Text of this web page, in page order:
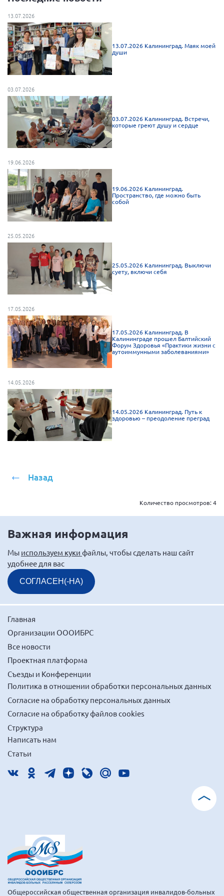
Нормативно-правовые документы
Методическая литература для НКО
Публичные отчеты
Исследования, аналитика, мнения
"Рассеянный склероз. XX лет работы
ОООИБРС" (25-29.08.2020)
Всероссийская конференция-тренинг
"Рассеянный склероз: новые реалии" (26-
29.05.2022)
Общероссийская РС
Алтайский край
Архангельская область
Брянская область
Владимирская область
Волгоградская область
Воронежская область
Ивановская область
Калининградская область
Кемеровская область
Кировская область
Краснодарский край
Липецкая область
Ленинградская область
г. Москва
Московская область
Нижегородская область
Оренбургская область
Пензенская область
Республика Башкортостан
Республика Бурятия
Республика Карелия
Республика Калмыкия
Республика Хакасия
Ростовская область
г. Санкт-Петербург
г. Севастополь
Самарская область СОРС
Самарская область ПРИЗМА
Самарская область СГОРС
Свердловская область
Ставропольский край
Ульяновская область
Челябинская область
Ярославская область
13.07.2026
13.07.2026 Калининград. Маяк моей
души
03.07.2026
03.07.2026 Калининград. Встречи,
которые греют душу и сердце
19.06.2026
19.06.2026 Калининград.
Пространство, где можно быть
собой
25.05.2026
25.05.2026 Калининград. Выключи
суету, включи себя
17.05.2026
17.05.2026 Калининград. В
Калининграде прошел Балтийский
Форум Здоровья «Практики жизни с
аутоиммунными заболеваниями»
14.05.2026
14.05.2026 Калининград. Путь к
здоровью – преодоление преград
Назад
Количество просмотров:4
Важная информация
Мы используем куки файлы, чтобы сделать наш сайт
удобнее для вас
СОГЛАСЕН(-НА)
Главная
Организации ОООИБРС
Все новости
Проектная платформа
Съезды и Конференции
Политика в отношении обработки персональных данных
Согласие на обработку персональных данных
Согласие на обработку файлов cookies
Структура
Написать нам
Статьи
Общероссийская общественная организация инвалидов-больных